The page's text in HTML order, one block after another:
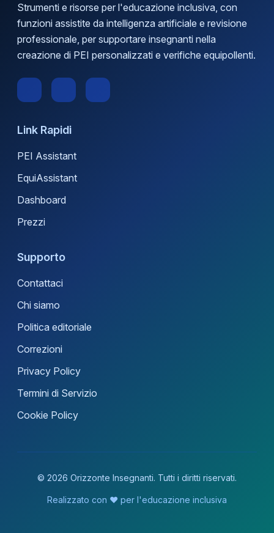
Strumenti e risorse per l'educazione inclusiva, con
funzioni assistite da intelligenza artificiale e revisione
professionale, per supportare insegnanti nella
creazione di PEI personalizzati e verifiche equipollenti.
Link Rapidi
PEI Assistant
EquiAssistant
Dashboard
Prezzi
Supporto
Contattaci
Chi siamo
Politica editoriale
Correzioni
Privacy Policy
Termini di Servizio
Cookie Policy
© 2026 Orizzonte Insegnanti. Tutti i diritti riservati.
Realizzato con ❤️ per l'educazione inclusiva